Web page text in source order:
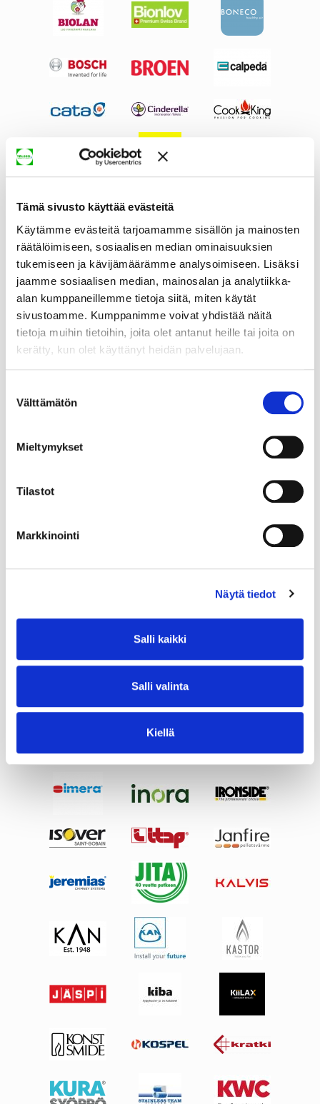
Tämä sivusto käyttää evästeitä
Käytämme evästeitä tarjoamamme sisällön ja mainosten
räätälöimiseen, sosiaalisen median ominaisuuksien
tukemiseen ja kävijämäärämme analysoimiseen. Lisäksi
jaamme sosiaalisen median, mainosalan ja analytiikka-
alan kumppaneillemme tietoja siitä, miten käytät
sivustoamme. Kumppanimme voivat yhdistää näitä
tietoja muihin tietoihin, joita olet antanut heille tai joita on
kerätty, kun olet käyttänyt heidän palvelujaan.
valinta
Välttämätön
Mieltymykset
Tilastot
Markkinointi
Näytä tiedot
Salli kaikki
Salli valinta
Kiellä